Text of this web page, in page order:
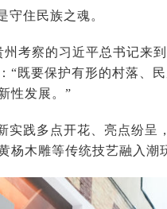
守住民族之魂。
州考察的习近平总书记来
“既要保护有形的村落、
性发展。”
实践多点开花、亮点纷呈
杨木雕等传统技艺融入潮